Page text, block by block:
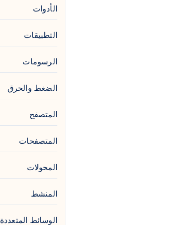
الأدوات
التطبيقات
الرسومات
الضغط والحرق
المتصفح
المتصفحات
المحولات
المنشط
الوسائط المتعددة